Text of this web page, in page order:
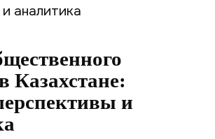
аналитика
Казахстане:
и